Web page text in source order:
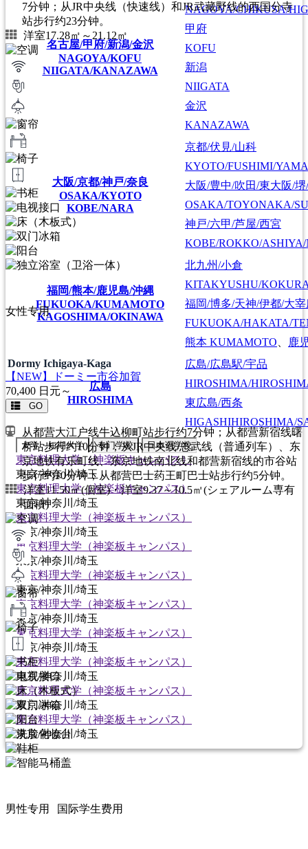
名古屋/甲府/新潟/金沢
NAGOYA/KOFU
NIIGATA/KANAZAWA
NAGOYA/CHIKUSA/
甲府
KOFU
新潟
NIIGATA
金沢
KANAZAWA
大阪/京都/神戸/奈良
OSAKA/KYOTO
KOBE/NARA
京都/伏見/山科
KYOTO/FUSHIMI/
大阪/豊中/吹田/東大阪/
OSAKA/TOYONAKA/
神戸/六甲/芦屋/西宮
KOBE/ROKKO/
福岡/熊本/鹿児島/沖縄
FUKUOKA/KUMAMOTO
KAGOSHIMA/OKINAWA
北九州/小倉
KITAKYUSHU/
福岡/博多/天神/伊都/大宰
FUKUOKA/HAKATA/
熊本 KUMAMOTO 鹿
広島
HIROSHIMA
広島/広島駅/宇品
HIROSHIMA/
東広島/西条
HIGASHIHIROSHIMA/
大学・短期大学 专门学校 日本语学校
東京料理大学（神楽板キャンパス）
東京/神奈川/埼玉
東京料理大学（神楽板キャンパス）
東京/神奈川/埼玉
東京料理大学（神楽板キャンパス）
東京/神奈川/埼玉
東京料理大学（神楽板キャンパス）
東京/神奈川/埼玉
東京料理大学（神楽板キャンパス）
東京/神奈川/埼玉
東京料理大学（神楽板キャンパス）
東京/神奈川/埼玉
東京料理大学（神楽板キャンパス）
東京/神奈川/埼玉
東京料理大学（神楽板キャンパス）
東京/神奈川/埼玉
東京料理大学（神楽板キャンパス）
東京/神奈川/埼玉
東京料理大学（神楽板キャンパス）
東京/神奈川/埼玉
7分钟；从JR中央线（快速线）和JR武藏野线的西国分寺
站步行约23分钟。
洋室17.28㎡～21.12㎡
女性专用
Dormy Ichigaya-Kaga
【NEW】ドーミー市谷加賀
70,400 日元～
GO
从都营大江户线牛込柳町站步行约7分钟；从都营新宿线曙
桥站步行约10分钟；从JR中央线/总武线（普通列车）、东
京地铁有乐町线、东京地铁南北线和都营新宿线的市谷站
步行约10分钟；从都营巴士药王町巴士站步行约5分钟。
洋室11.50㎡(個室)・洋室9.37～10.5㎡(シェアルーム専有
面積)
男性专用 国际学生费用